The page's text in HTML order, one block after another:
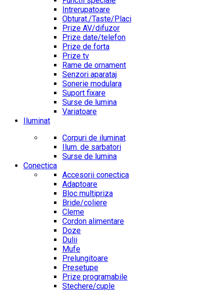
Intrerupatoare
Obturat./Taste/Placi
Prize AV/difuzor
Prize date/telefon
Prize de forta
Prize tv
Rame de ornament
Senzori aparataj
Sonerie modulara
Suport fixare
Surse de lumina
Variatoare
Iluminat
Corpuri de iluminat
Ilum. de sarbatori
Surse de lumina
Conectica
Accesorii conectica
Adaptoare
Bloc multipriza
Bride/coliere
Cleme
Cordon alimentare
Doze
Dulii
Mufe
Prelungitoare
Presetupe
Prize programabile
Stechere/cuple